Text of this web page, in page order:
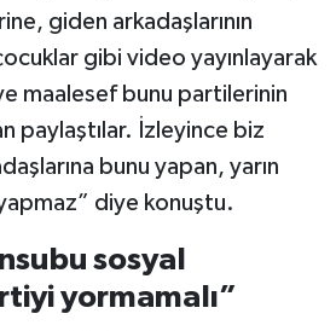
giden arkadaşlarının
gibi video yayınlayarak
maalesef bunu partilerinin
paylaştılar. İzleyince biz
bunu yapan, yarın
yapmaz” diye konuştu.
sosyal
yormamalı”